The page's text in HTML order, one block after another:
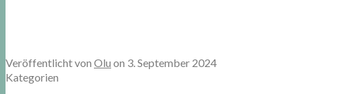
Veröffentlicht von Olu on 3. September 2024
Kategorien